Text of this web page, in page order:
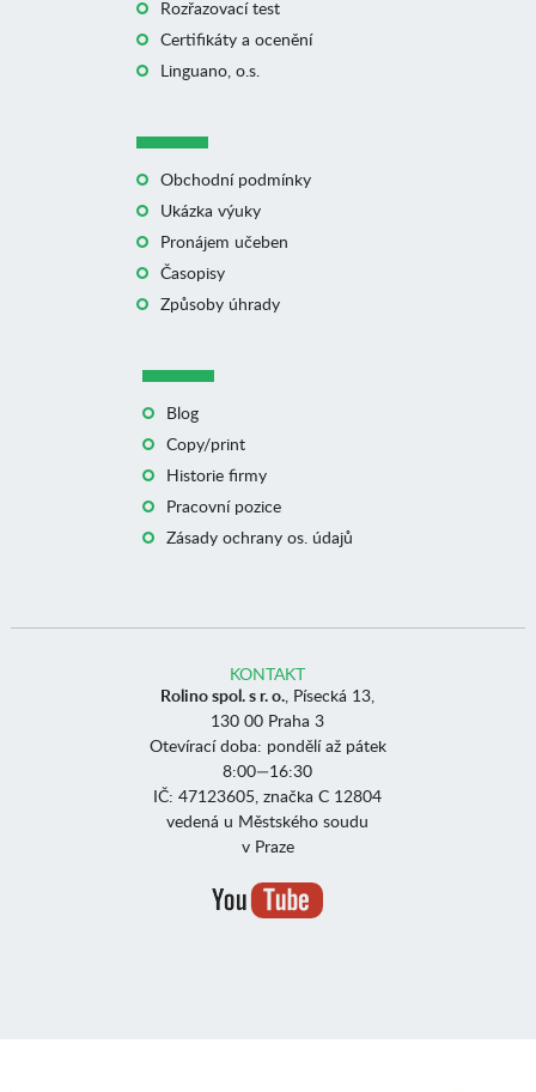
Rozřazovací test
Certifikáty a ocenění
Linguano, o.s.
Obchodní podmínky
Ukázka výuky
Pronájem učeben
Časopisy
Způsoby úhrady
Blog
Copy/print
Historie firmy
Pracovní pozice
Zásady ochrany os. údajů
KONTAKT
Rolino spol. s r. o., Písecká 13,
130 00 Praha 3
Otevírací doba: pondělí až pátek
8:00—16:30
IČ: 47123605, značka C 12804
vedená u Městského soudu
v Praze